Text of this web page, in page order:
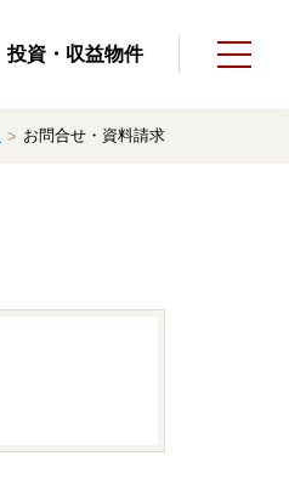
投資・収益物件
お問合せ・資料請求